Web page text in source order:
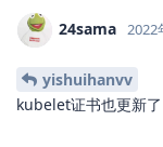
24sama 2022
yishuihanvv
kubelet证书也更新了